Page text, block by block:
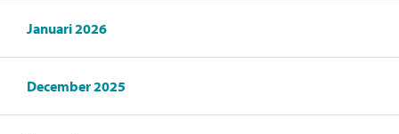
Januari 2026
December 2025